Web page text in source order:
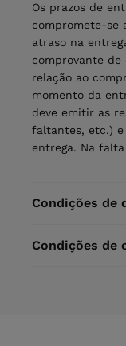
Os prazos de
compromete-se
atraso na
comprovante de
relação ao
momento da
deve emitir as
faltantes, etc.) e
entrega. Na
Condições de
Condições de